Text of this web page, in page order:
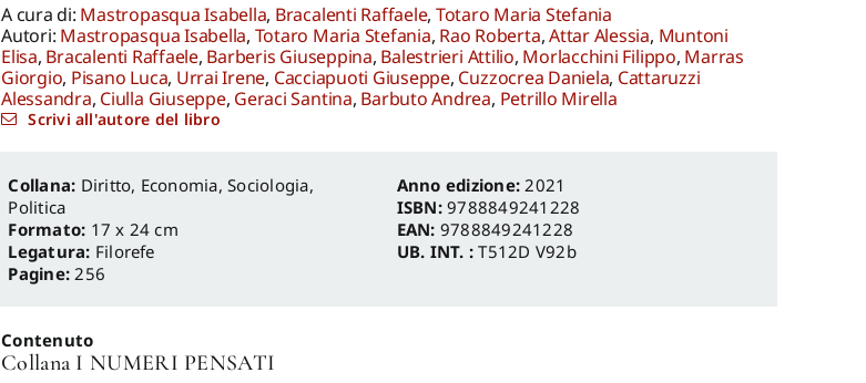
A cura di: Mastropasqua Isabella, Bracalenti Raffaele, Totaro Maria Stefania
Autori: Mastropasqua Isabella, Totaro Maria Stefania, Rao Roberta,Attar Alessia, Muntoni
Elisa, Bracalenti Raffaele, Barberis Giuseppina, Balestrieri Attilio, Morlacchini Filippo, Marras
Giorgio, Pisano Luca, Urrai Irene, Cacciapuoti Giuseppe, Cuzzocrea Daniela, Cattaruzzi
Alessandra, Ciulla Giuseppe, Geraci Santina, Barbuto Andrea, Petrillo Mirella
Scrivi all'autore del libro
Diritto, Economia,Sociologia,
Politica
Formato: 17 x 24 cm
Legatura: Filorefe
Pagine: 256
Anno edizione: 2021
ISBN:9788849241228
EAN: 9788849241228
UB. INT. :T512D V92b
Contenuto
Collana I NUMERI PENSATI